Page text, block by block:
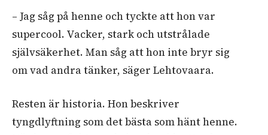
– Jag såg på henne och tyckte att hon var
supercool. Vacker, stark och utstrålade
självsäkerhet. Man såg att hon inte bryr sig
om vad andra tänker, säger Lehtovaara.
Resten är historia. Hon beskriver
tyngdlyftning som det bästa som hänt henne.